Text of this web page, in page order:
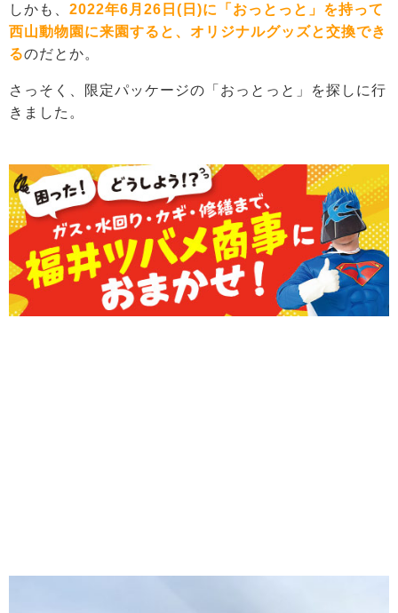
しかも、 2022年6月26日(日)に「おっとっと」を持って
西山動物園に来園すると、オリジナルグッズと交換でき
るのだとか。
さっそく、限定パッケージの「おっとっと」を探しに行
きました。